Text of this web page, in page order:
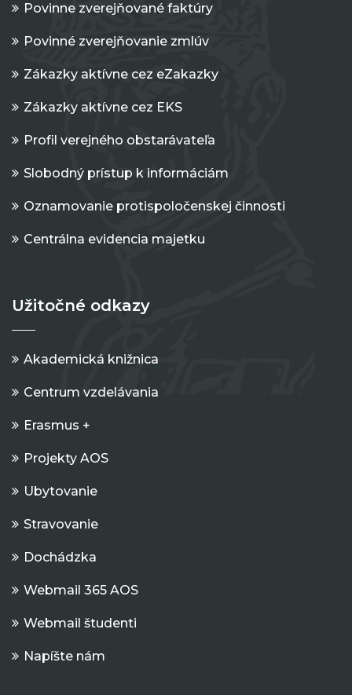
Povinne zverejňované faktúry
Povinné zverejňovanie zmlúv
Zákazky aktívne cez eZakazky
Zákazky aktívne cez EKS
Profil verejného obstarávateľa
Slobodný prístup k informáciám
Oznamovanie protispoločenskej činnosti
Centrálna evidencia majetku
Užitočné odkazy
Akademická knižnica
Centrum vzdelávania
Erasmus +
Projekty AOS
Ubytovanie
Stravovanie
Dochádzka
Webmail 365 AOS
Webmail študenti
Napíšte nám